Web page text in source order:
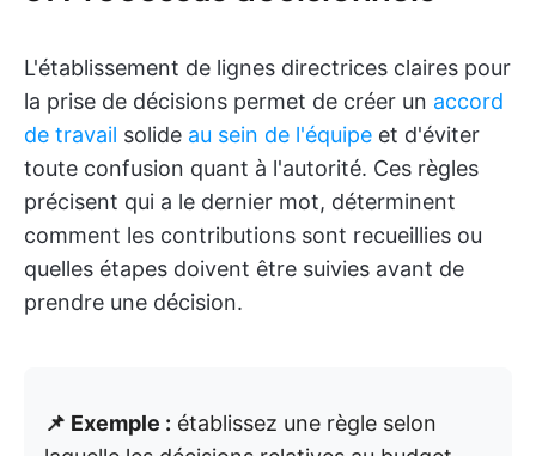
L'établissement de lignes directrices claires pour
la prise de décisions permet de créer un accord
de travail solide au sein de l'équipe et d'éviter
toute confusion quant à l'autorité. Ces règles
précisent qui a le dernier mot, déterminent
comment les contributions sont recueillies ou
quelles étapes doivent être suivies avant de
prendre une décision.
📌 Exemple : établissez une règle selon